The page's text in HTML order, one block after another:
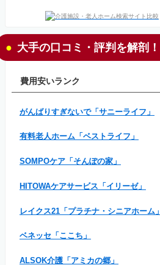
大手の口コミ・評判を解剖！
費用安いランク
がんばりすぎないで「サニーライフ」
有料老人ホーム「ベストライフ」
SOMPOケア「そんぽの家」
HITOWAケアサービス「イリーゼ」
レイクス21「プラチナ・シニアホーム」
ベネッセ「ここち」
ALSOK介護「アミカの郷」